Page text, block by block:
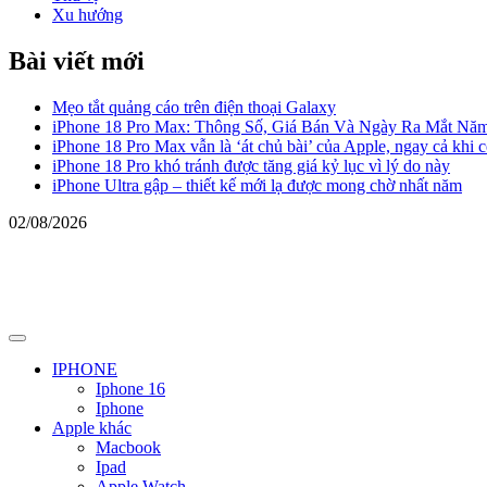
Xu hướng
Bài viết mới
Mẹo tắt quảng cáo trên điện thoại Galaxy
iPhone 18 Pro Max: Thông Số, Giá Bán Và Ngày Ra Mắt
iPhone 18 Pro Max vẫn là ‘át chủ bài’ của Apple, ngay cả khi
iPhone 18 Pro khó tránh được tăng giá kỷ lục vì lý do này
iPhone Ultra gập – thiết kế mới lạ được mong chờ nhất năm
02/08/2026
Primary
IPHONE
Iphone 16
Iphone
Apple khác
Macbook
Ipad